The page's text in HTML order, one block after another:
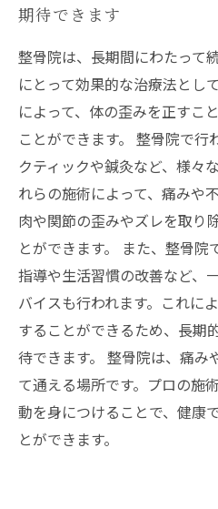
期待できます
整骨院は、長期間にわたって
にとって効果的な治療法とし
によって、体の歪みを正すこ
ことができます。 整骨院で行
クティックや鍼灸など、様々
れらの施術によって、痛みや
肉や関節の歪みやズレを取り
とができます。 また、整骨院
指導や生活習慣の改善など、
バイスも行われます。これに
することができるため、長期
待できます。 整骨院は、痛み
て通える場所です。プロの施
動を身につけることで、健康
とができます。